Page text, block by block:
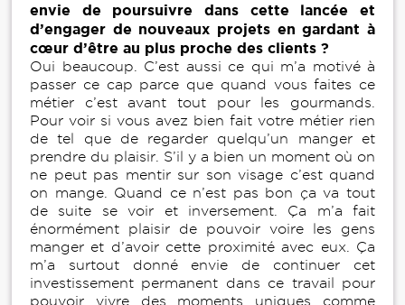
envie de poursuivre dans cette lancée et
d’engager de nouveaux projets en gardant à
cœur d’être au plus proche des clients ?
Oui beaucoup. C’est aussi ce qui m’a motivé à
passer ce cap parce que quand vous faites ce
métier c’est avant tout pour les gourmands.
Pour voir si vous avez bien fait votre métier rien
de tel que de regarder quelqu’un manger et
prendre du plaisir. S’il y a bien un moment où on
ne peut pas mentir sur son visage c’est quand
on mange. Quand ce n’est pas bon ça va tout
de suite se voir et inversement. Ça m’a fait
énormément plaisir de pouvoir voire les gens
manger et d’avoir cette proximité avec eux. Ça
m’a surtout donné envie de continuer cet
investissement permanent dans ce travail pour
pouvoir vivre des moments uniques comme